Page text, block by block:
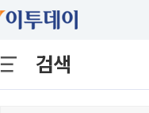
검색